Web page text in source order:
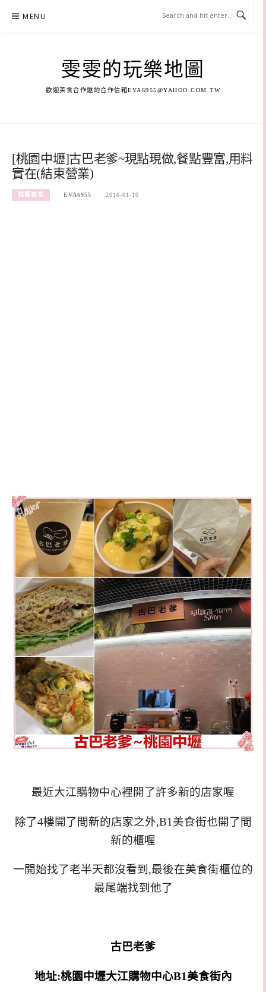
MENU
雯雯的玩樂地圖
歡迎美食合作邀約合作信箱EVA6955@YAHOO.COM.TW
[桃園中壢]古巴老爹~現點現做,餐點豐富,用料
實在(結束營業)
桃園美食 EVA6955 2016-01-10
最近大江購物中心裡開了許多新的店家喔
除了4樓開了間新的店家之外,B1美食街也開了間
新的櫃喔
一開始找了老半天都沒看到,最後在美食街櫃位的
最尾端找到他了
古巴老爹
地址:桃園中壢大江購物中心B1美食街內